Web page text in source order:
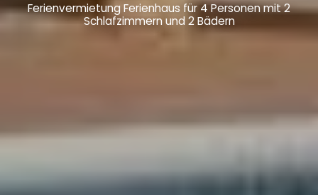
Ferienvermietung Ferienhaus für 4 Personen mit 2
Schlafzimmern und 2 Bädern